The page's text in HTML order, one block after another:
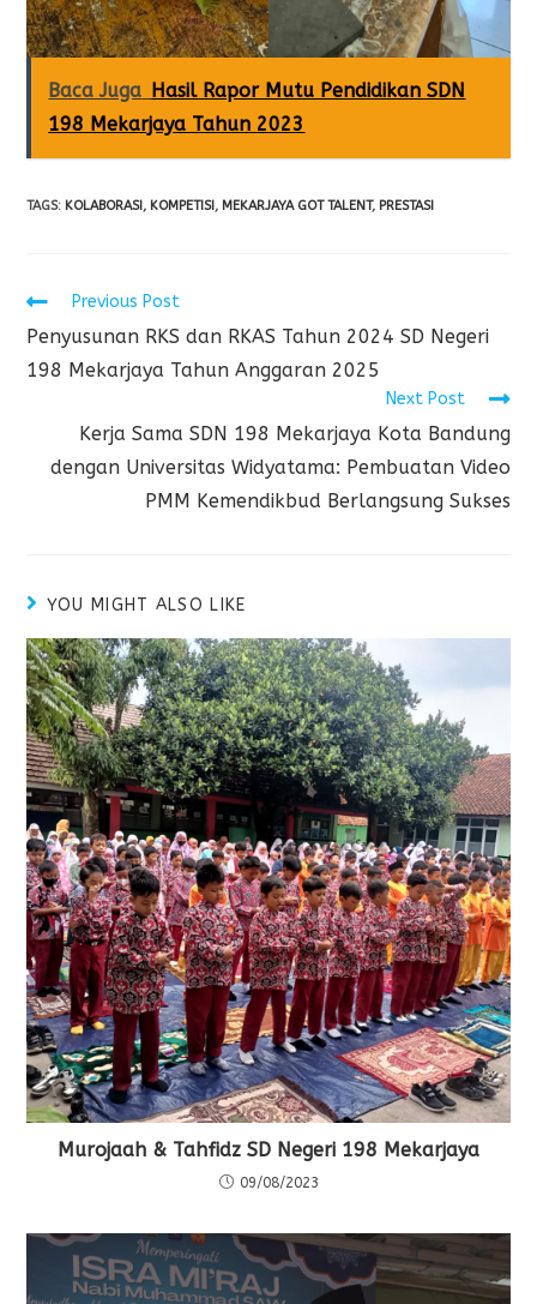
Baca Juga Hasil Rapor Mutu Pendidikan SDN
198 Mekarjaya Tahun 2023
TAGS: KOLABORASI , KOMPETISI , MEKARJAYA GOT TALENT, PRESTASI
Previous Post
Penyusunan RKS dan RKAS Tahun 2024 SD Negeri
198 Mekarjaya Tahun Anggaran 2025
Next Post
Kerja Sama SDN 198 Mekarjaya Kota Bandung
dengan Universitas Widyatama: Pembuatan Video
PMM Kemendikbud Berlangsung Sukses
YOU MIGHT ALSO LIKE
Murojaah & Tahfidz SD Negeri 198 Mekarjaya
09/08/2023